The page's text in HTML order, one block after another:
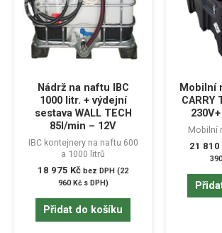
Nádrž na naftu IBC
1000 litr. + výdejní
sestava WALL TECH
85l/min – 12V
IBC kontejnery na naftu 600
a 1000 litrů
18 975 Kč bez DPH (22
960 Kčs DPH)
Přidat do košíku
Mobilní
CARRY
Mobilní
21 810